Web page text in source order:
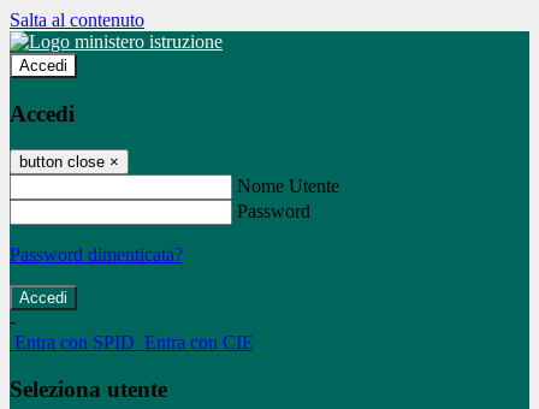
Salta al contenuto
Accedi
Accedi
button close ×
Nome Utente
Password
Password dimenticata?
-
Entra con SPID Entra con CIE
Seleziona utente